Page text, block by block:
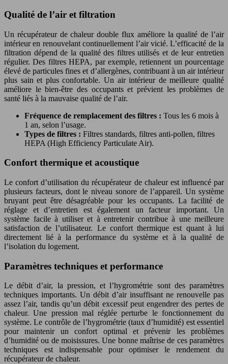
Qualité de l’air et filtration
Un récupérateur de chaleur double flux améliore la qualité de l’air
intérieur en renouvelant continuellement l’air vicié. L’efficacité de la
filtration dépend de la qualité des filtres utilisés et de leur entretien
régulier. Des filtres HEPA, par exemple, retiennent un pourcentage
élevé de particules fines et d’allergènes, contribuant à un air intérieur
plus sain et plus confortable. Un air intérieur de meilleure qualité
améliore le bien-être des occupants et prévient les problèmes de
santé liés à la mauvaise qualité de l’air.
Fréquence de remplacement des filtres : Tous les 6 mois à
1 an, selon l’usage.
Types de filtres : Filtres standards, filtres anti-pollen, filtres
HEPA (High Efficiency Particulate Air).
Confort thermique et acoustique
Le confort d’utilisation du récupérateur de chaleur est influencé par
plusieurs facteurs, dont le niveau sonore de l’appareil. Un système
bruyant peut être désagréable pour les occupants. La facilité de
réglage et d’entretien est également un facteur important. Un
système facile à utiliser et à entretenir contribue à une meilleure
satisfaction de l’utilisateur. Le confort thermique est quant à lui
directement lié à la performance du système et à la qualité de
l’isolation du logement.
Paramètres techniques et performance
Le débit d’air, la pression, et l’hygrométrie sont des paramètres
techniques importants. Un débit d’air insuffisant ne renouvelle pas
assez l’air, tandis qu’un débit excessif peut engendrer des pertes de
chaleur. Une pression mal réglée perturbe le fonctionnement du
système. Le contrôle de l’hygrométrie (taux d’humidité) est essentiel
pour maintenir un confort optimal et prévenir les problèmes
d’humidité ou de moisissures. Une bonne maîtrise de ces paramètres
techniques est indispensable pour optimiser le rendement du
récupérateur de chaleur.